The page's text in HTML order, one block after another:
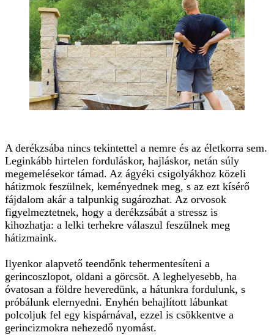
A derékzsába nincs tekintettel a nemre és az életkorra sem.
Leginkább hirtelen forduláskor, hajláskor, netán súly
megemelésekor támad. Az ágyéki csigolyákhoz közeli
hátizmok feszülnek, keményednek meg, s az ezt kísérő
fájdalom akár a talpunkig sugározhat. Az orvosok
figyelmeztetnek, hogy a derékzsábát a stressz is
kihozhatja: a lelki terhekre válaszul feszülnek meg
hátizmaink.
Ilyenkor alapvető teendőnk tehermentesíteni a
gerincoszlopot, oldani a görcsöt. A leghelyesebb, ha
óvatosan a földre heveredünk, a hátunkra fordulunk, s
próbálunk elernyedni. Enyhén behajlított lábunkat
polcoljuk fel egy kispárnával, ezzel is csökkentve a
gerincizmokra nehezedő nyomást.